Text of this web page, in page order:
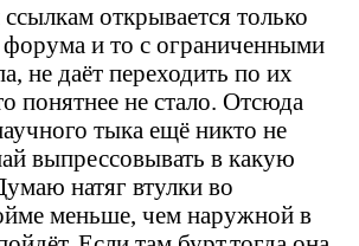
открывается только
форума и то с ограниченными
не даёт переходить по их
понятнее не стало. Отсюда
тыка ещё никто не
выпрессовывать в какую
натяг втулки во
меньше, чем наружной в